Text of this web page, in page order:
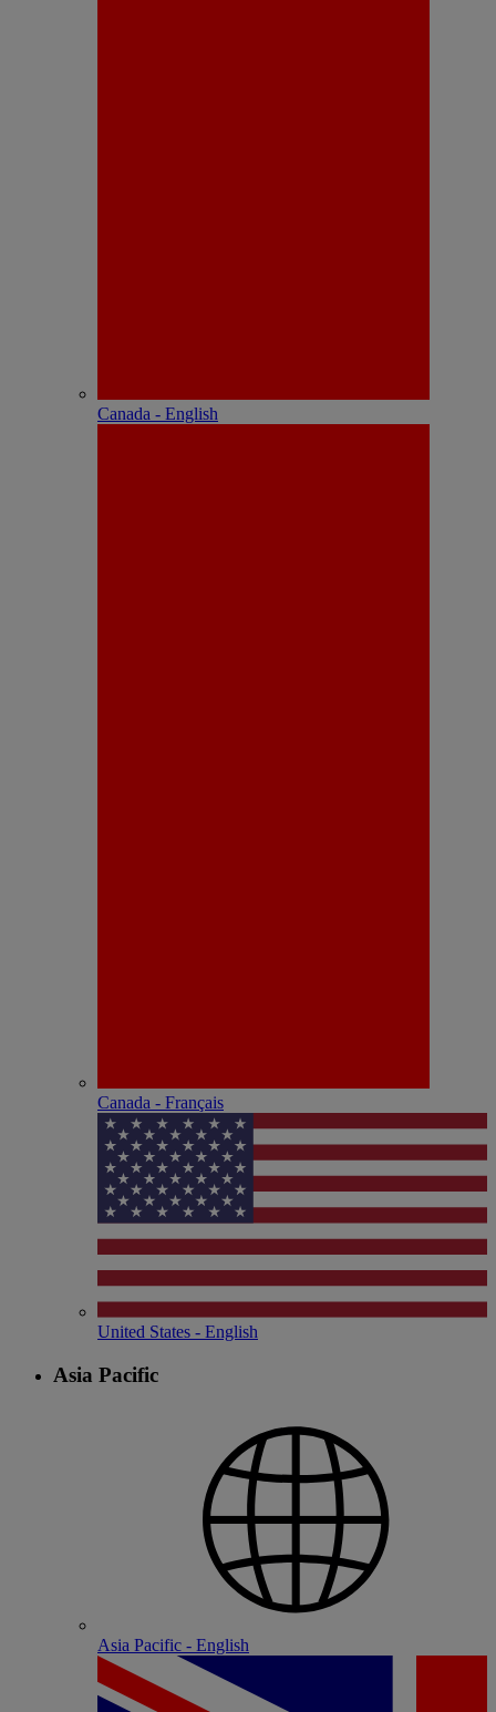
Canada - English
Canada - Français
United States - English
Asia Pacific
Asia Pacific - English